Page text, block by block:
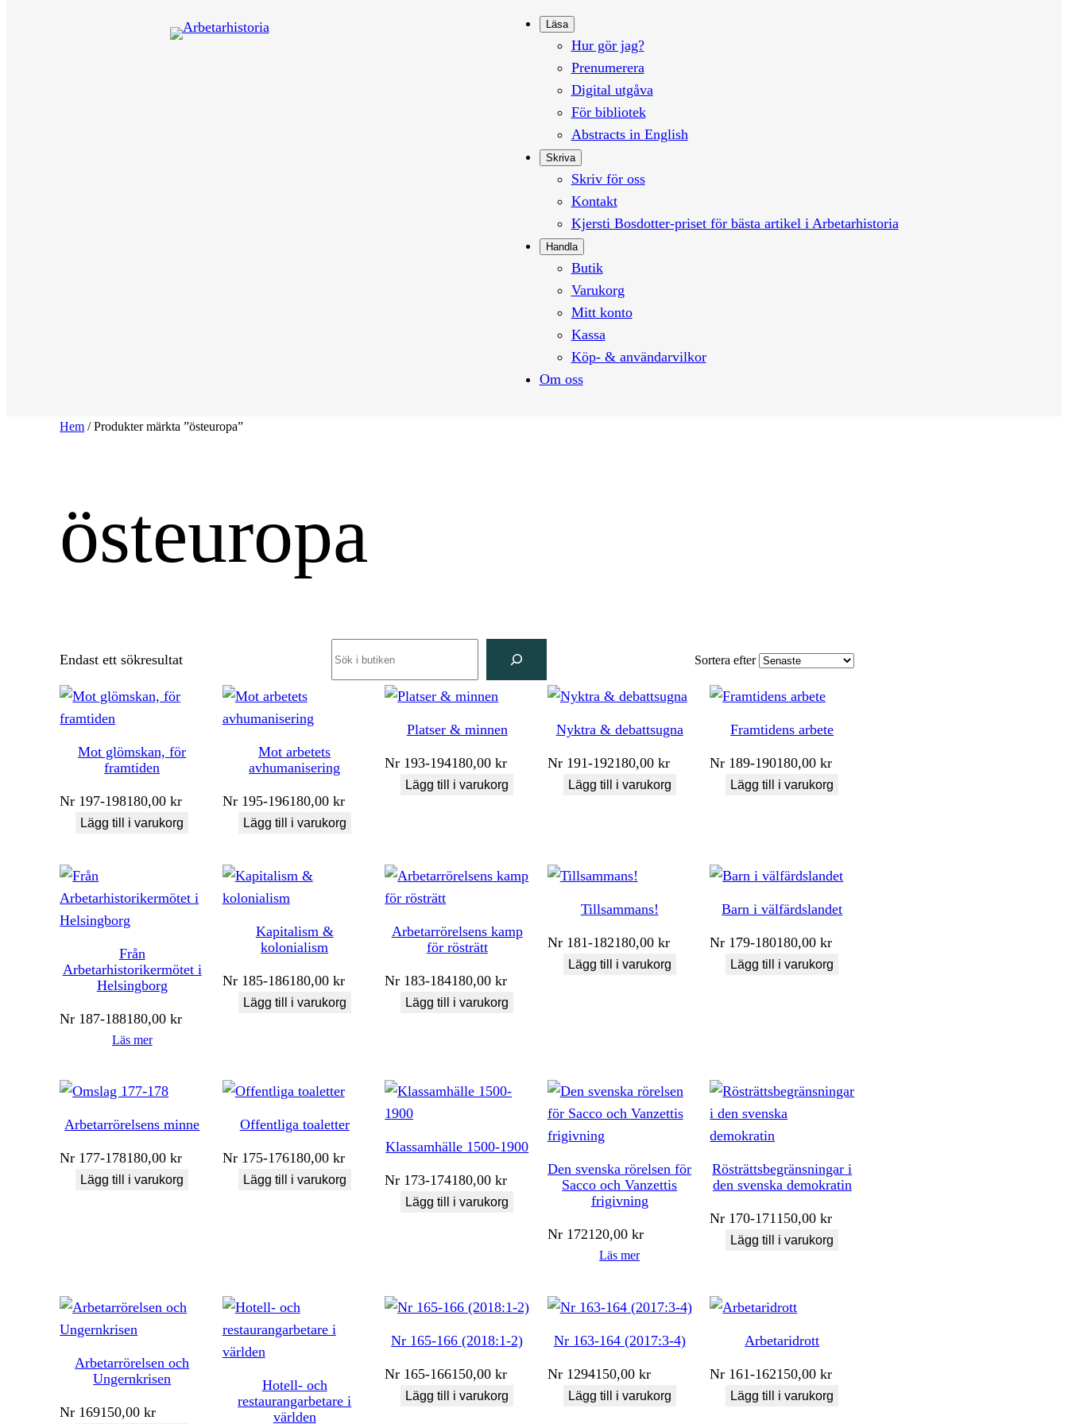
Läsa
Hur gör jag?
Prenumerera
Digital utgåva
För bibliotek
Abstracts in English
Skriva
Skriv för oss
Kontakt
Kjersti Bosdotter-priset för bästa artikel i Arbetarhistoria
Handla
Butik
Varukorg
Mitt konto
Kassa
Köp- & användarvilkor
Om oss
Hem / Produkter märkta ”östeuropa”
östeuropa
Endast ett sökresultat Sortera efter
Mot glömskan, för
framtiden
Nr 197-198180,00kr
Lägg till i varukorg
Mot arbetets
avhumanisering
Nr 195-196180,00 kr
Lägg till i varukorg
Platser & minnen
Nr 193-194180,00kr
Lägg till i varukorg
Nyktra & debattsugna
Nr 191-192180,00 kr
Lägg till i varukorg
Framtidens arbete
Nr 189-190180,00kr
Lägg till i varukorg
Från
Arbetarhistorikermötet i
Helsingborg
Nr 187-188180,00kr
Läs mer
Kapitalism &
kolonialism
Nr 185-186180,00 kr
Lägg till i varukorg
Arbetarrörelsens kamp
för rösträtt
Nr 183-184180,00kr
Lägg till i varukorg
Tillsammans!
Nr 181-182180,00 kr
Lägg till i varukorg
Barn i välfärdslandet
Nr 179-180180,00kr
Lägg till i varukorg
Arbetarrörelsens minne
Nr 177-178180,00kr
Lägg till i varukorg
Offentliga toaletter
Nr 175-176180,00 kr
Lägg till i varukorg
Klassamhälle 1500-1900
Nr 173-174180,00kr
Lägg till i varukorg
Den svenska rörelsen för
Sacco och Vanzettis
frigivning
Nr 172120,00 kr
Läs mer
Rösträttsbegränsningar i
den svenska demokratin
Nr 170-171150,00kr
Lägg till i varukorg
Arbetarrörelsen och
Ungernkrisen
Nr 169150,00kr
Hotell- och
restaurangarbetare i
världen
Nr 165-166 (2018:1-2)
Nr 165-166150,00kr
Lägg till i varukorg
Nr 163-164 (2017:3-4)
Nr 1294150,00 kr
Lägg till i varukorg
Arbetaridrott
Nr 161-162150,00kr
Lägg till i varukorg